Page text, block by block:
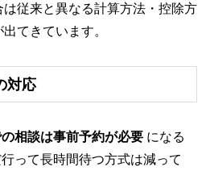
従来と異なる計算方法・控除方
てきています。
対応
相談は事前予約が必要 になる
って長時間待つ方式は減って